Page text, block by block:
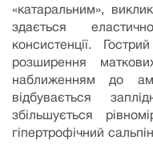
«катаральним»,
здається
консистенції.
розширення
наближенням до
відбувається
збільшується
гіпертрофічний